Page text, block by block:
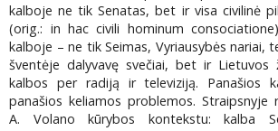
kalboje ne tik Senatas, bet ir visa civilinė
(orig.: in hac civili hominum
kalboje – ne tik Seimas, Vyriausybės nariai,
šventėje dalyvavę svečiai, bet ir Lietuvos
kalbos per radiją ir televiziją. Panašios
panašios keliamos problemos. Straipsnyje
A. Volano kūrybos kontekstu: kalba